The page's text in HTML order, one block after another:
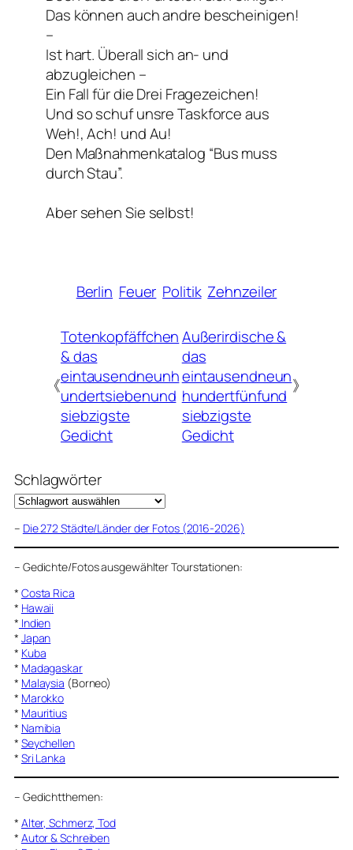
Das können auch andre bescheinigen!
–
Ist hart. Überall sich an- und
abzugleichen –
Ein Fall für die Drei Fragezeichen!
Und so schuf unsre Taskforce aus
Weh!, Ach! und Au!
Den Maßnahmenkatalog “Bus muss
durch Stau”.
Aber sehen Sie selbst!
Berlin Feuer Politik Zehnzeiler
《
Totenkopfäffchen
& das
eintausendneunh
undertsiebenund
siebzigste
Gedicht
Außerirdische &
das
eintausendneun
hundertfünfund
siebzigste
Gedicht
》
Schlagwörter
– Die 272 Städte/Länder der Fotos (2016-2026)
– Gedichte/Fotos ausgewählter Tourstationen:
* Costa Rica
* Hawaii
* Indien
* Japan
* Kuba
* Madagaskar
* Malaysia (Borneo)
* Marokko
* Mauritius
* Namibia
* Seychellen
* Sri Lanka
– Gedichtthemen:
* Alter, Schmerz, Tod
* Autor & Schreiben